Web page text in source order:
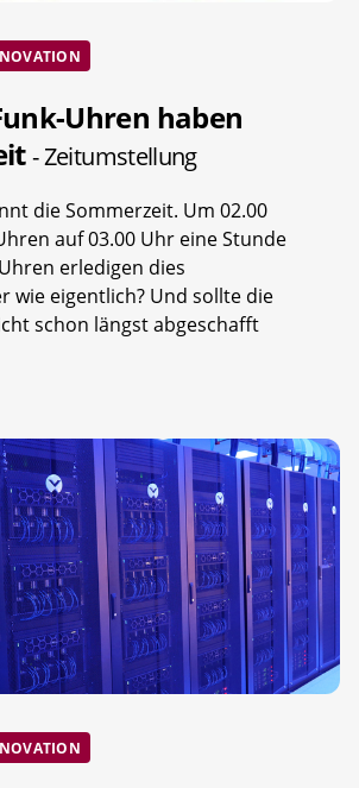
Uhren haben
- Zeitumstellung
die Sommerzeit. Um 02.00
auf 03.00 Uhr eine Stunde
erledigen dies
wie eigentlich? Und sollte die
schon längst abgeschafft